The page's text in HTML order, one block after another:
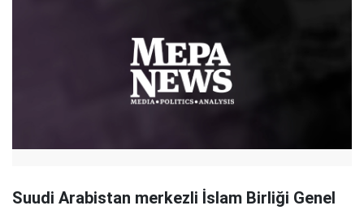
Suudi Arabistan merkezli İslam Birliği Genel